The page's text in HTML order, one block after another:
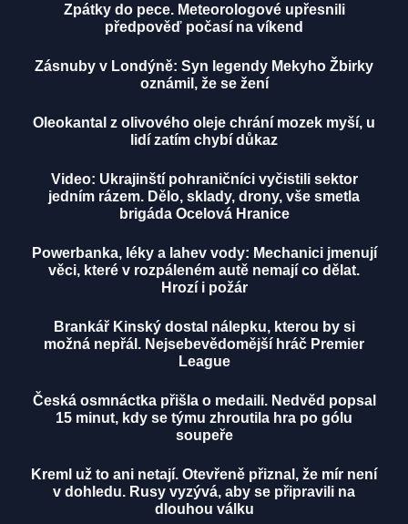
Zpátky do pece. Meteorologové upřesnili
předpověď počasí na víkend
Zásnuby v Londýně: Syn legendy Mekyho Žbirky
oznámil, že se žení
Oleokantal z olivového oleje chrání mozek myší, u
lidí zatím chybí důkaz
Video: Ukrajinští pohraničníci vyčistili sektor
jedním rázem. Dělo, sklady, drony, vše smetla
brigáda Ocelová Hranice
Powerbanka, léky a lahev vody: Mechanici jmenují
věci, které v rozpáleném autě nemají co dělat.
Hrozí i požár
Brankář Kinský dostal nálepku, kterou by si
možná nepřál. Nejsebevědomější hráč Premier
League
Česká osmnáctka přišla o medaili. Nedvěd popsal
15 minut, kdy se týmu zhroutila hra po gólu
soupeře
Kreml už to ani netají. Otevřeně přiznal, že mír není
v dohledu. Rusy vyzývá, aby se připravili na
dlouhou válku